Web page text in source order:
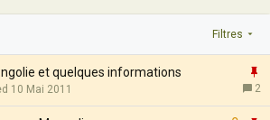
Filtres
p
et quelques informations
2
10 Mai 2011